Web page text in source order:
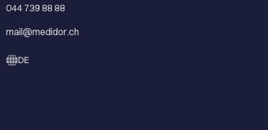
044 739 88 88
mail@medidor.ch
DE